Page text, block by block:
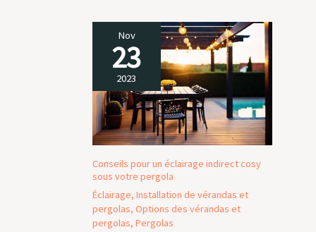
de la largeur de
coupe. Cordon
d'alimentation de 2 m
de long pour un
travail mobile
facile.Le système de
dépoussiérage
garde le lieu de
travail propre
CONTENU DE
Électrique HYCHIKA,
6x Lames de Scie, 1x
Nov
23
2023
Conseils pour un éclairage indirect cosy
sous votre pergola
Éclairage, Installation de vérandas et
pergolas, Options des vérandas et
pergolas, Pergolas